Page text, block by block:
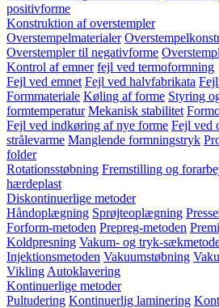
positivforme
Konstruktion af overstempler
Overstempelmaterialer
Overstempler til negativforme
Kontrol af emner fejl ved termoformning
Fejl ved emnet Fejl ved halvfabrikata
Formmateriale Køling af forme Styring
formtemperatur Mekanisk stabilitet
Fejl ved indkøring af nye forme Fejl ved
strålevarme Manglende formningstryk
folder
Rotationsstøbning Fremstilling og
hærdeplast
Diskontinuerlige metoder
Håndoplægning Sprøjteoplægning
Forform-metoden Prepreg-metoden
Koldpresning Vakum- og tryk-
Injektionsmetoden Vakuumstøbning
Vikling Autoklavering
Kontinuerlige metoder
Pultudering Kontinuerlig laminering